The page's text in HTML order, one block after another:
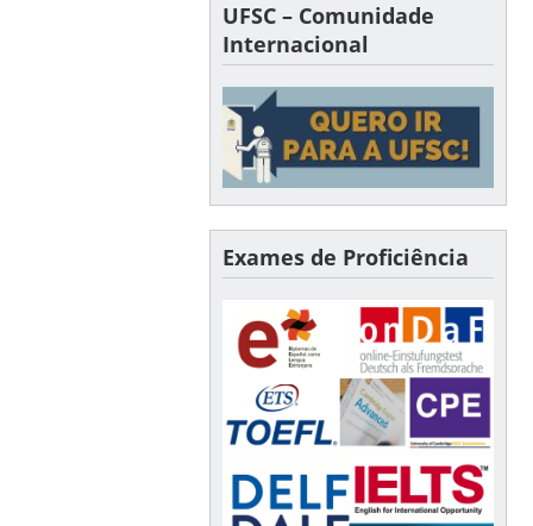
UFSC – Comunidade
Internacional
Exames de Proficiência